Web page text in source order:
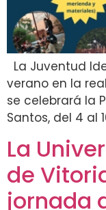
La Juventud
verano en la
se celebrará la
Santos, del 4 al
La
de
jornada